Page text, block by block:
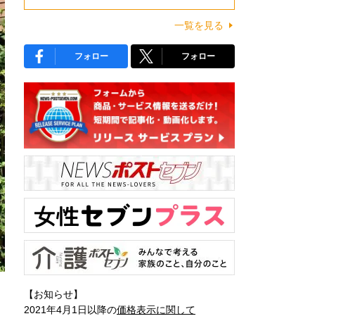
一覧を見る
フォロー フォロー
【お知らせ】
2021年4月1日以降の価格表示に関して